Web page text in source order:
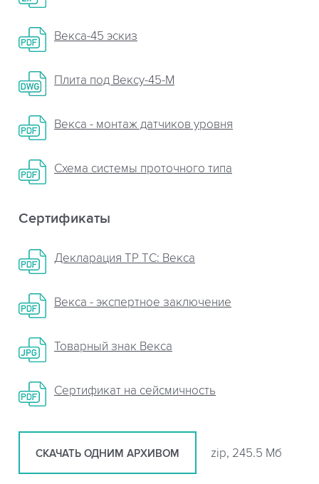
Векса-45 эскиз
Плита пoд Вексу-45-М
Векса - монтаж датчиков уровня
Схема системы проточного типа
Сертификаты
Декларация ТР ТС: Векса
Векса - экспертное заключение
Товарный знак Векса
Сертификат на сейсмичность
СКАЧАТЬ ОДНИМ АРХИВОМ zip, 245.5 Мб